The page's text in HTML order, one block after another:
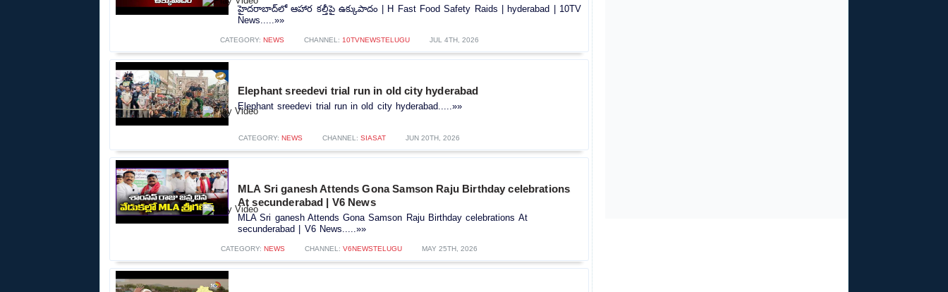
హైదరాబాద్‌లో ఆహార కల్తీపై ఉక్కుపాదం | H Fast Food Safety Raids | hyderabad | 10TV
News.....»»
CATEGORY: NEWS CHANNEL: 10TVNEWSTELUGU JUL 4TH, 2026
Elephant sreedevi trial run in old city hyderabad
Elephant sreedevi trial run in old city hyderabad.....»»
CATEGORY: NEWS CHANNEL: SIASAT JUN 20TH, 2026
MLA Sri ganesh Attends Gona Samson Raju Birthday celebrations
At secunderabad | V6 News
MLA Sri ganesh Attends Gona Samson Raju Birthday celebrations At
secunderabad | V6 News.....»»
CATEGORY: NEWS CHANNEL: V6NEWSTELUGU MAY 25TH, 2026